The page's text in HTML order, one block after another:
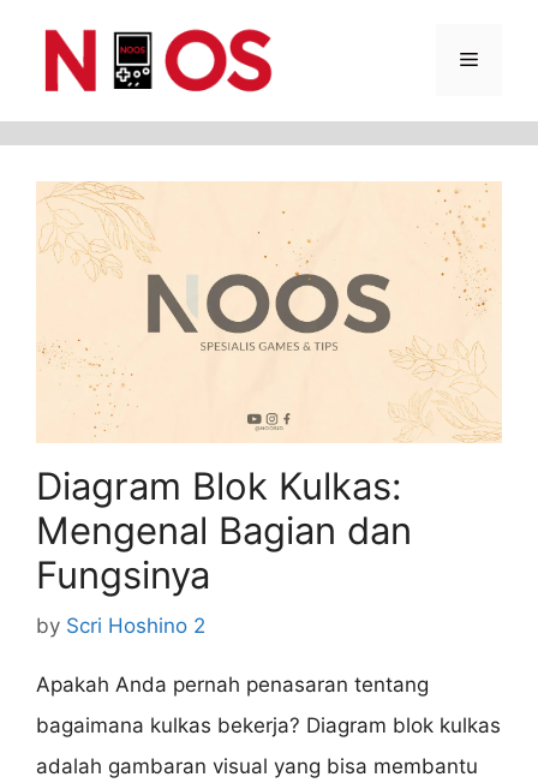
Menu
Diagram Blok Kulkas:
Mengenal Bagian dan
Fungsinya
by Scri Hoshino 2
Apakah Anda pernah penasaran tentang
bagaimana kulkas bekerja? Diagram blok kulkas
adalah gambaran visual yang bisa membantu